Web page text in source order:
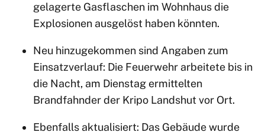
gelagerte Gasflaschen im Wohnhaus die
Explosionen ausgelöst haben könnten.
Neu hinzugekommen sind Angaben zum
Einsatzverlauf: Die Feuerwehr arbeitete bis in
die Nacht, am Dienstag ermittelten
Brandfahnder der Kripo Landshut vor Ort.
Ebenfalls aktualisiert: Das Gebäude wurde